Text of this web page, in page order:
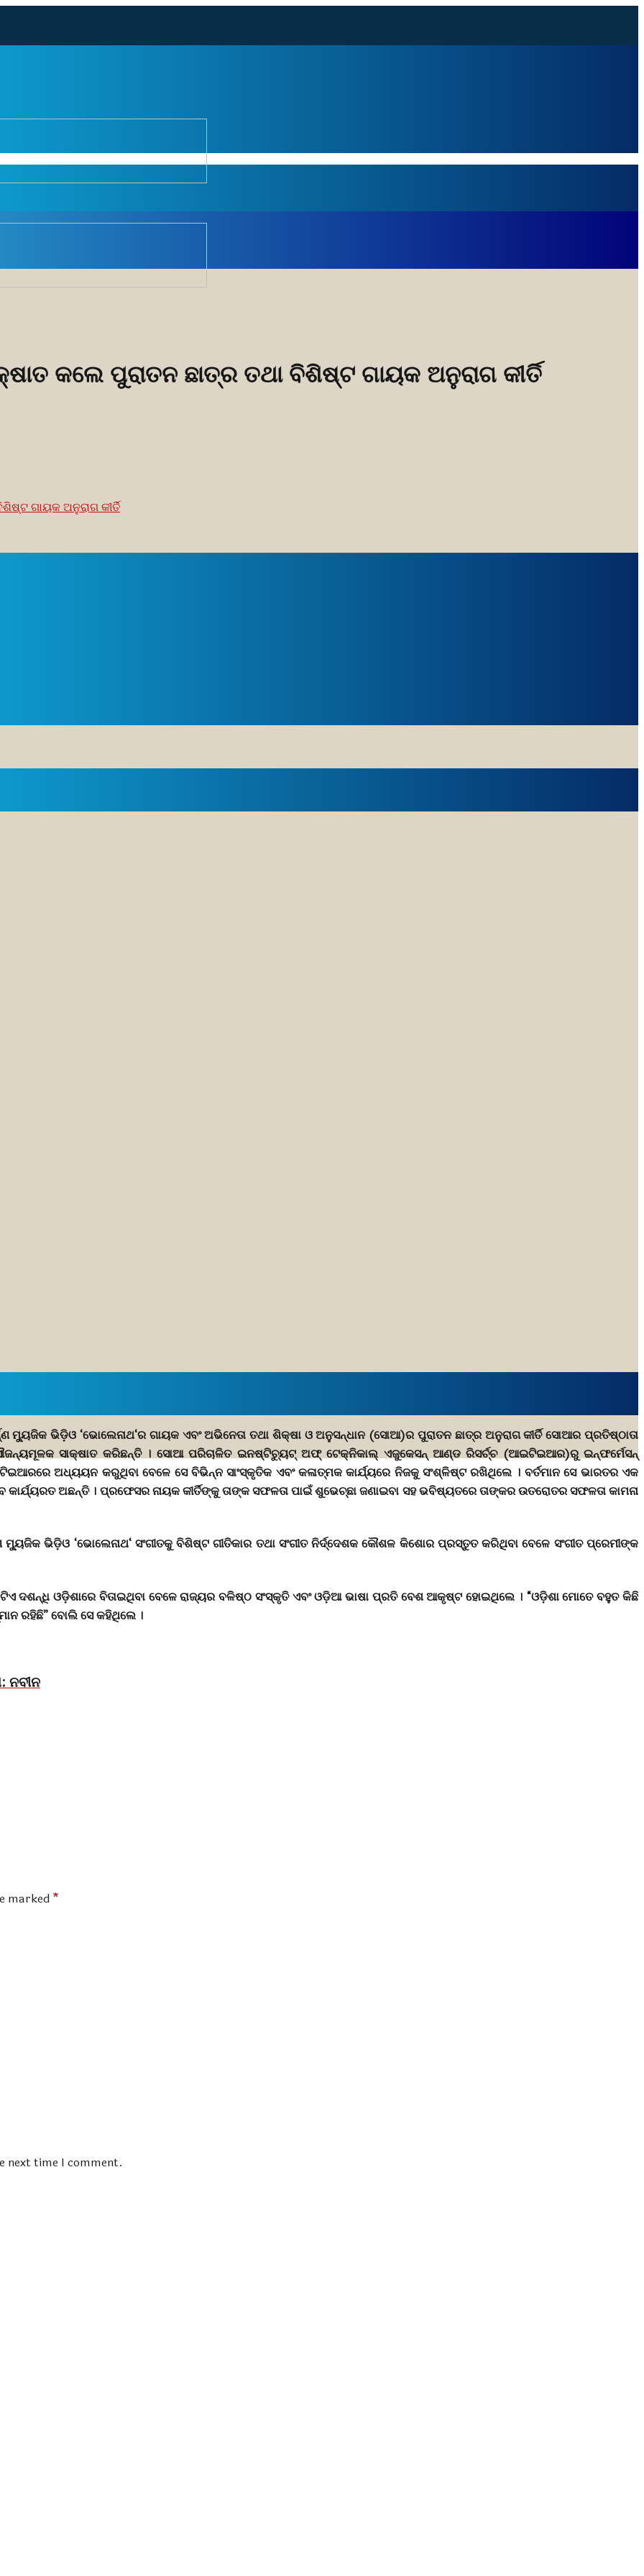
କଲେ ପୁରାତନ ଛାତ୍ର ତଥା ବିଶିଷ୍ଟ ଗାୟକ ଅନୁରାଗ କୀର୍ତି
ଭିଡ଼ିଓ ‘ଭୋଲେନାଥ‘ର ଗାୟକ ଏବଂ ଅଭିନେତା ତଥା ଶିକ୍ଷା ଓ ଅନୁସନ୍ଧାନ (ସୋଆ)ର ପୁରାତନ ଛାତ୍ର ଅନୁରାଗ କୀର୍ତି ସୋଆର ପ୍ରତିଷ୍ଠାତା
ସାକ୍ଷାତ କରିଛନ୍ତି । ସୋଆ ପରିଚାଳିତ ଇନଷ୍ଟିଚ୍ୟୁଟ୍ ଅଫ୍ ଟେକ୍ନିକାଲ୍ ଏଜୁକେସନ୍ ଆଣ୍ଡ ରିସର୍ଚ୍ଚ (ଆଇଟିଇଆର)ରୁ ଇନ୍ଫର୍ମେସନ୍
ଅଧ୍ୟୟନ କରୁଥିବା ବେଳେ ସେ ବିଭିନ୍ନ ସାଂସ୍କୃତିକ ଏବଂ କଳାତ୍ମକ କାର୍ଯ୍ୟରେ ନିଜକୁ ସଂଶ୍ଳିଷ୍ଟ ରଖିଥିଲେ । ବର୍ତମାନ ସେ ଭାରତର ଏକ
ଅଛନ୍ତି । ପ୍ରଫେସର ନାୟକ କୀର୍ତିଙ୍କୁ ତାଙ୍କ ସଫଳତା ପାଇଁ ଶୁଭେଚ୍ଛା ଜଣାଇବା ସହ ଭବିଷ୍ୟତରେ ତାଙ୍କର ଉତରୋତର ସଫଳତା କାମନା
ଭିଡ଼ିଓ ‘ଭୋଲେନାଥ‘ ସଂଗୀତକୁ ବିଶିଷ୍ଟ ଗୀତିକାର ତଥା ସଂଗୀତ ନିର୍ଦ୍ଦେଶକ କୌଶଳ କିଶୋର ପ୍ରସ୍ତୁତ କରିଥିବା ବେଳେ ସଂଗୀତ ପ୍ରେମୀଙ୍କ
ଦଶନ୍ଧି ଓଡ଼ିଶାରେ ବିତାଇଥିବା ବେଳେ ରାଜ୍ୟର ବଳିଷ୍ଠ ସଂସ୍କୃତି ଏବଂ ଓଡ଼ିଆ ଭାଷା ପ୍ରତି ବେଶ ଆକୃଷ୍ଟ ହୋଇଥିଲେ । “ଓଡ଼ିଶା ମୋତେ ବହୁତ କିଛି
ରହିଛି” ବୋଲି ସେ କହିଥିଲେ ।
ନବୀନ
marked*
next time I comment.